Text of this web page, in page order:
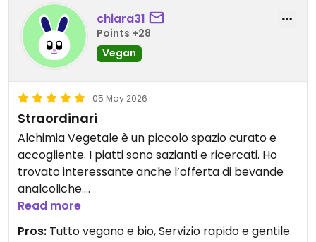
chiara31
Points +28
Vegan
05 May 2026
Straordinari
Alchimia Vegetale è un piccolo spazio curato e
accogliente. I piatti sono sazianti e ricercati. Ho
trovato interessante anche l’offerta di bevande
analcoliche.
È emozionante che una realtà del genere sia
(finalmente) in provincia di Firenze!
Read more
Pros: Tutto vegano e bio, Servizio rapido e gentile